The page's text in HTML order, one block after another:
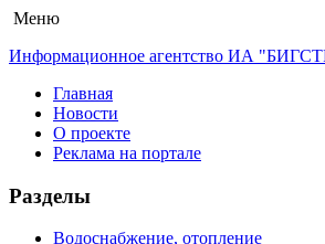
Меню
Информационное агентство ИА
Главная
Новости
О проекте
Реклама на портале
Разделы
Водоснабжение, отопление